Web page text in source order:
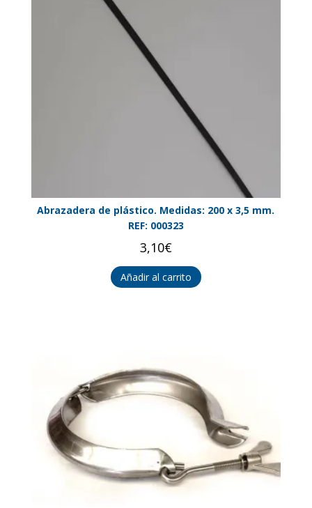
Abrazadera de plástico. Medidas: 200 x 3,5 mm.
REF: 000323
3,10€
Añadir al carrito